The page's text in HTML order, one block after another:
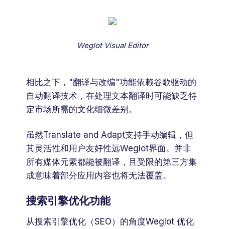
Weglot Visual Editor
相比之下，"翻译与改编"功能依赖谷歌驱动的
自动翻译技术，在处理文本翻译时可能缺乏特
定市场所需的文化细微差别。
虽然Translate and Adapt支持手动编辑，但
其灵活性和用户友好性远Weglot界面。并非
所有媒体元素都能被翻译，且受限的第三方集
成意味着部分应用内容也将无法覆盖。
搜索引擎优化功能
从搜索引擎优化（SEO）的角度Weglot 优化